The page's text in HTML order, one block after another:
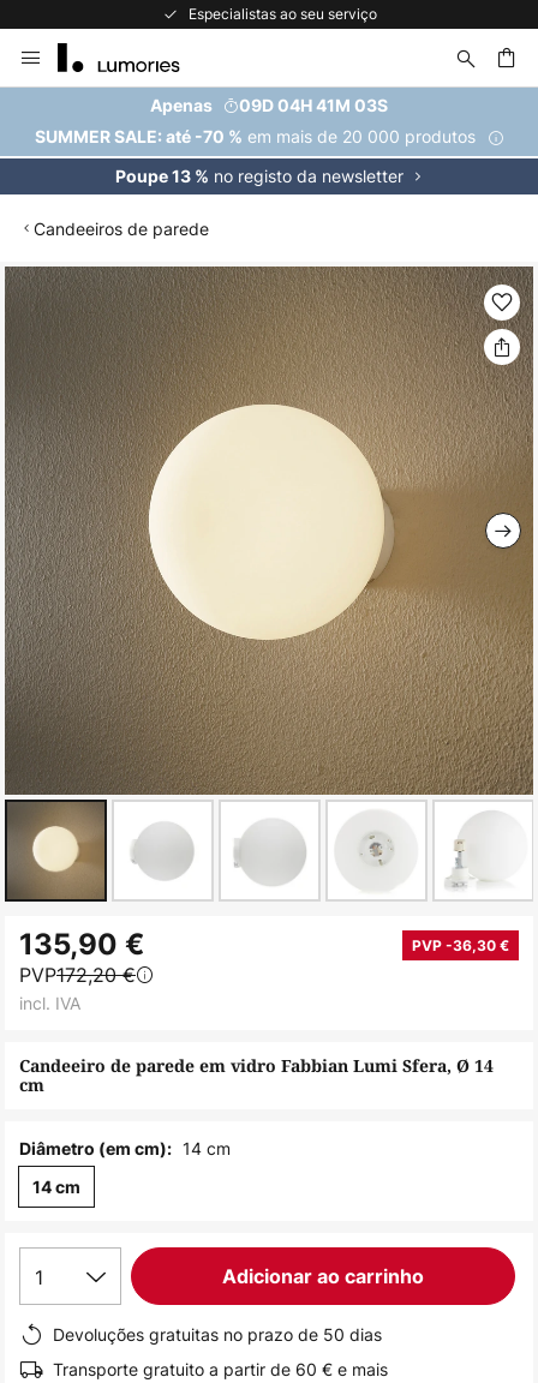
Especialistas ao seu serviço
para
Conteúdo
Apenas
09D 04H 41M 03S
SUMMER SALE: até -70 % em mais de 20 000 produtos
Poupe 13 % no registo da newsletter
Candeeiros de parede
Saltar
para
final
Galeria
de
imagens
para
início
Galeria
de
Candeeiro de parede em vidro Fabbian Lumi Sfera, Ø 14
cm
135,90 € PVP -36,30 €
PVP172,20 €
incl. IVA
Diâmetro (em cm): 14 cm
14 cm
1 Adicionar ao carrinho
Devoluções gratuitas no prazo de 50 dias
Transporte gratuito a partir de 60 € e mais